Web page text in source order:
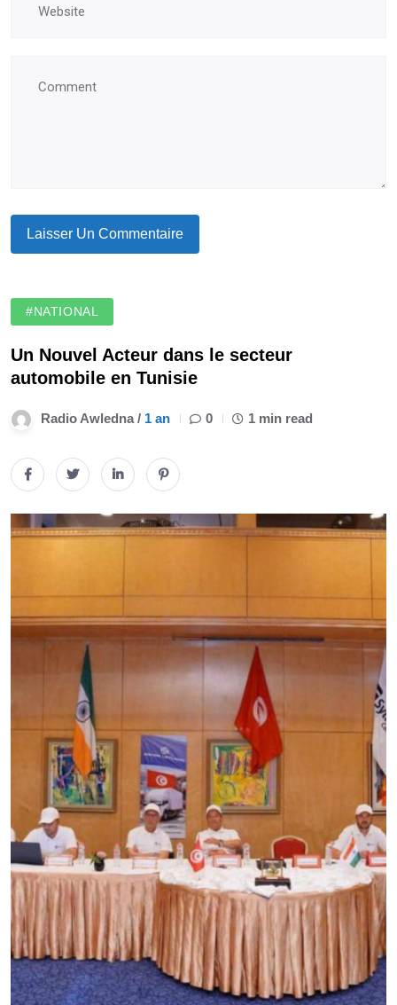
#NATIONAL
Un Nouvel Acteur dans le secteur
automobile en Tunisie
Radio Awledna / 1 an 0 1 min read